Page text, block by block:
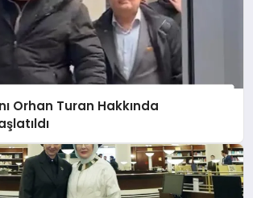
Orhan Turan Hakkında